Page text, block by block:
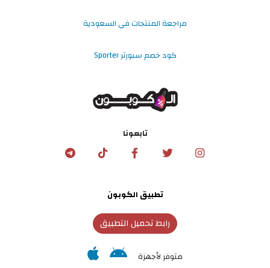
مراجعة المنتجات في السعودية
كود خصم سبورتر Sporter
تابعونا
تطبيق الكوبون
رابط تحميل التطبيق
متوفر لأجهزة